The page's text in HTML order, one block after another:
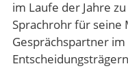
im Laufe der Jahre
Sprachrohr für seine
Gesprächspartner